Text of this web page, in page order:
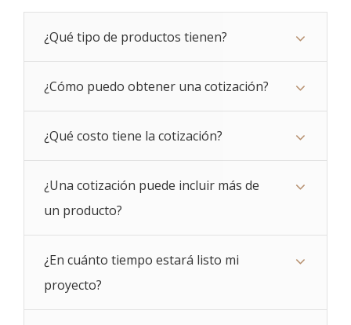
¿Qué tipo de productos tienen?
¿Cómo puedo obtener una cotización?
¿Qué costo tiene la cotización?
¿Una cotización puede incluir más de
un producto?
¿En cuánto tiempo estará listo mi
proyecto?